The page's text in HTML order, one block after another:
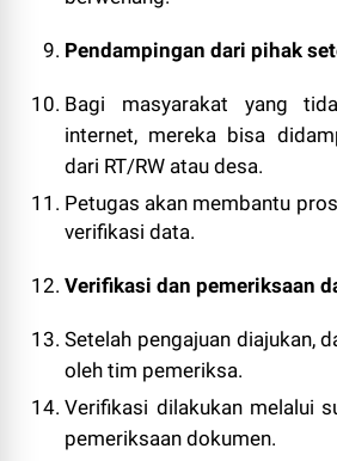
Pendampingan dari pihak
Bagi masyarakat yang
internet, mereka bisa
dari RT/RW atau desa.
Petugas akan membantu
verifikasi data.
Verifikasi dan pemeriksaan
Setelah pengajuan diajukan,
oleh tim pemeriksa.
Verifikasi dilakukan melalui
pemeriksaan dokumen.